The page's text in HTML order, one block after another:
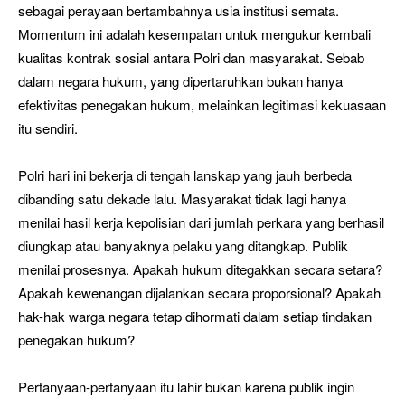
sebagai perayaan bertambahnya usia institusi semata.
Momentum ini adalah kesempatan untuk mengukur kembali
kualitas kontrak sosial antara Polri dan masyarakat. Sebab
dalam negara hukum, yang dipertaruhkan bukan hanya
efektivitas penegakan hukum, melainkan legitimasi kekuasaan
itu sendiri.
Polri hari ini bekerja di tengah lanskap yang jauh berbeda
dibanding satu dekade lalu. Masyarakat tidak lagi hanya
menilai hasil kerja kepolisian dari jumlah perkara yang berhasil
diungkap atau banyaknya pelaku yang ditangkap. Publik
menilai prosesnya. Apakah hukum ditegakkan secara setara?
Apakah kewenangan dijalankan secara proporsional? Apakah
hak-hak warga negara tetap dihormati dalam setiap tindakan
penegakan hukum?
Pertanyaan-pertanyaan itu lahir bukan karena publik ingin